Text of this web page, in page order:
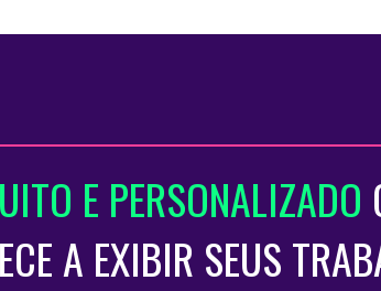
E PERSONALIZADO
A EXIBIR SEUS